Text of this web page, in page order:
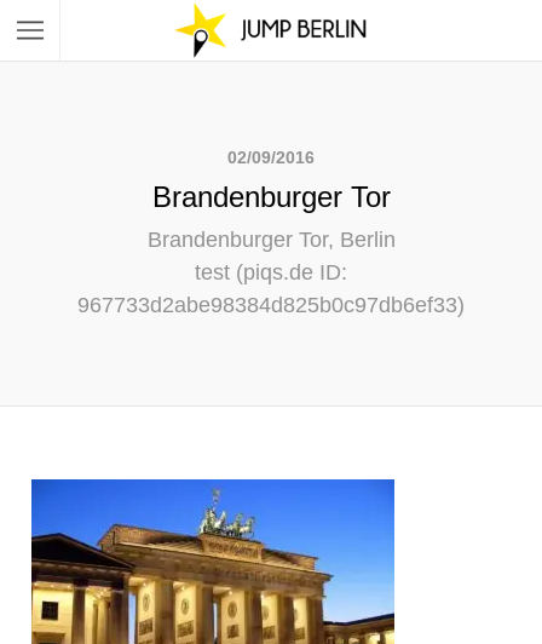
02/09/2016
Brandenburger Tor
Brandenburger Tor, Berlin
test (piqs.de ID:
967733d2abe98384d825b0c97db6ef33)